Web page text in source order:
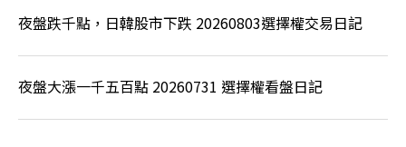
夜盤跌千點，日韓股市下跌 20260803選擇權交易日記
夜盤大漲一千五百點 20260731 選擇權看盤日記